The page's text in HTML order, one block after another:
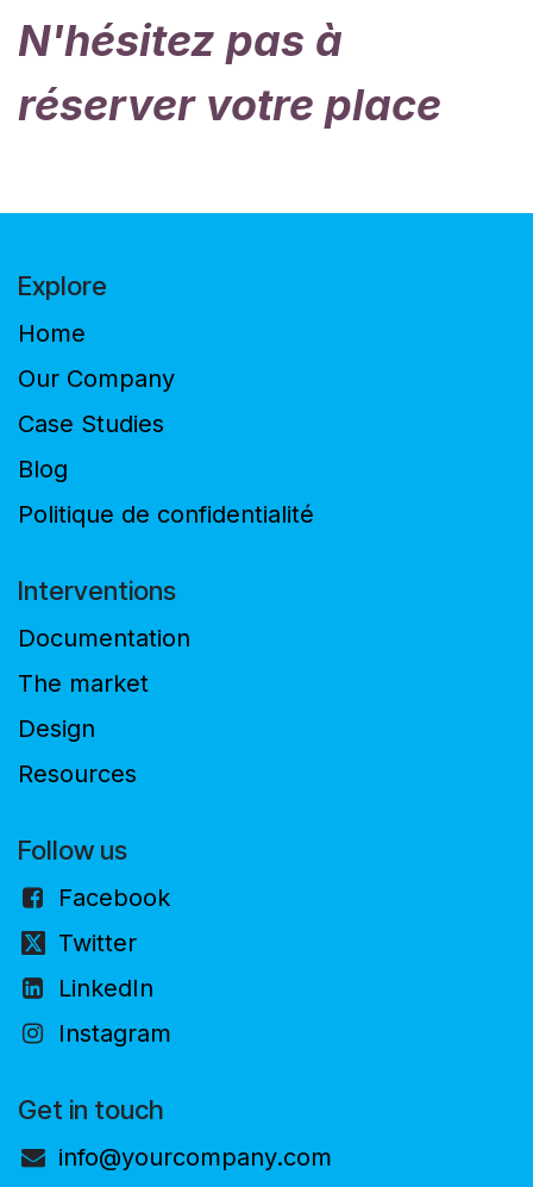
N'hésitez pas à
réserver votre place
Explore
Home
Our Company
Case Studies
Blog
Politique de confidentialité
Interventions
Documentation
The market
Design
Resources
Follow us
Facebook
Twitter
LinkedIn
Instagram
Get in touch
info@yourcompany.com